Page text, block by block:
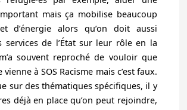
mais ça mobilise beaucoup
d’énergie alors qu’on doit aussi
services de l’État sur leur rôle en la
souvent reproché de vouloir que
à SOS Racisme mais c’est faux.
sur des thématiques spécifiques, il y
déjà en place qu’on peut rejoindre,